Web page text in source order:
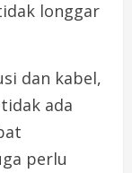
longgar
dan kabel,
ada
perlu